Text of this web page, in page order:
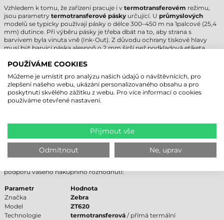
Vzhledem k tomu, že zařízení pracuje i v termotransferovém režimu,
jsou parametry termotransferové pásky určující. U průmyslových
modelů se typicky používají pásky o délce 300–450 m na 1palcové (25,4
mm) dutince. Při výběru pásky je třeba dbát na to, aby strana s
barvivem byla vinuta vně (Ink-Out). Z důvodu ochrany tiskové hlavy
musí být barvicí páska alespoň o 2 mm širší než podkladová etiketa,
předčasnému opotřebení.
Flexibilní manipulace s médii umožňuje, abytiskárna etiket Zebra
ZT620tiskla na papír, plasty (PE, PP, PET) nebo dokonce na textilní
materiály. Vnitřní software zařízení podporuje kontinuální, výsekové,
černé značky i perforovaná média. Robustní mechanika si poradí i se
TISKÁRNA ETIKET ZEBRA ZT620 –
TECHNICKÉ PARAMETRY
podporu vašeho nákupního rozhodnutí:
Parametr
Hodnota
Značka
Zebra
Model
ZT620
Technologie
termotransferová / přímá termální
POUŽÍVÁME COOKIES
Můžeme je umístit pro analýzu našich údajů o návštěvnících, pro
zlepšení našeho webu, ukázání personalizovaného obsahu a pro
poskytnutí skvělého zážitku z webu. Pro více informací o cookies
používáme otevřené nastavení.
Přijmout vše
Odmítnout Ne, uprav